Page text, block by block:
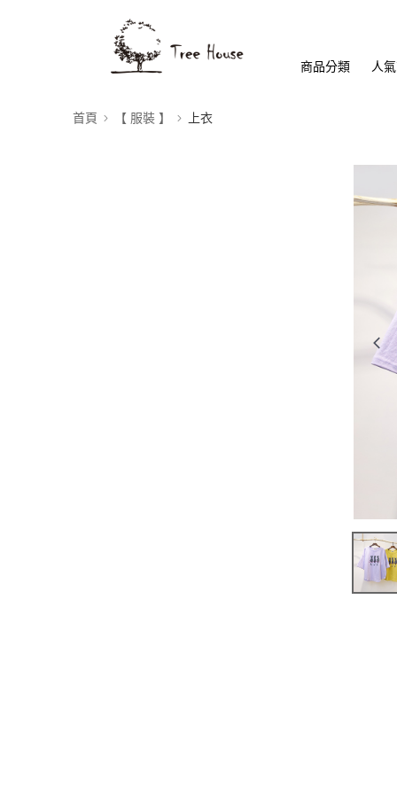
商品分類 人
首頁 【 服裝 】 上衣